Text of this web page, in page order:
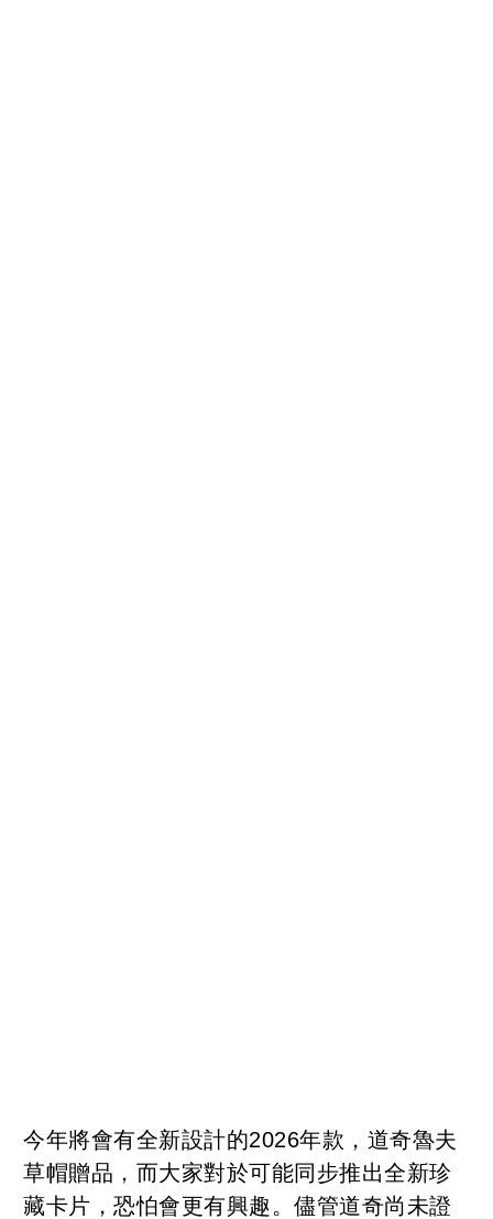
今年將會有全新設計的2026年款，道奇魯夫
草帽贈品，而大家對於可能同步推出全新珍
藏卡片，恐怕會更有興趣。儘管道奇尚未證